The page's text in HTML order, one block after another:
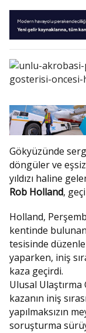
Gökyüzünde
döngüler ve
yıldızı haline
Rob Holland,
Holland,
kentinde bulunan
tesisinde
yaparken, iniş
kaza geçirdi.
Ulusal
kazanın iniş
yapılmaksızın
soruşturma